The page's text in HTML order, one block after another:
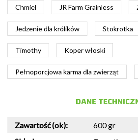
Chmiel JR Farm Grainless
Jedzenie dla królików Stokrotka
Timothy Koper włoski
Pełnoporcjowa karma dla zwierząt
DANE
Zawartość (ok):
600 gr